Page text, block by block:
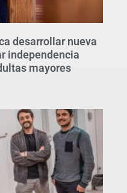
desarrollar nueva
independencia
mayores